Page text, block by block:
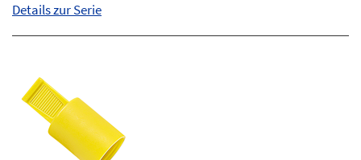
Details zur Serie